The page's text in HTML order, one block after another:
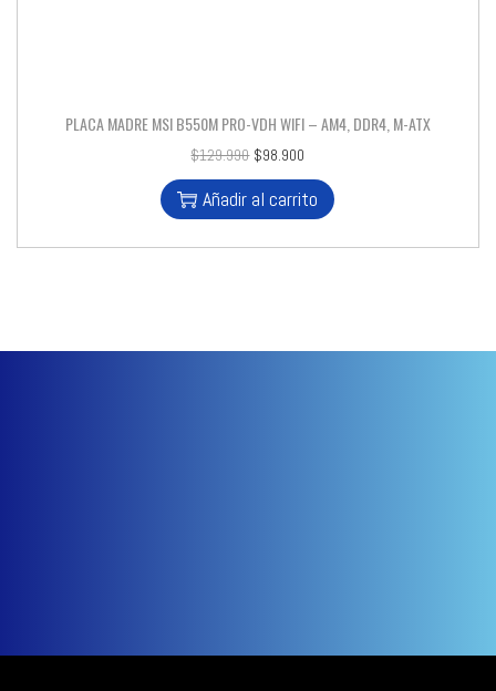
PLACA MADRE MSI B550M PRO-VDH WIFI – AM4, DDR4, M-ATX
$129.990 $98.900
Añadir al carrito